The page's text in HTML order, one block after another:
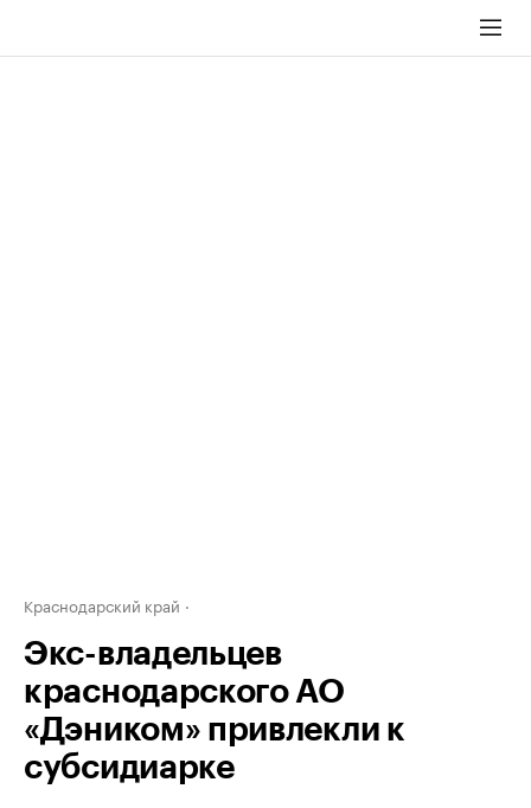
Краснодарский край
Экс-владельцев
краснодарского АО
«Дэником» привлекли к
субсидиарке